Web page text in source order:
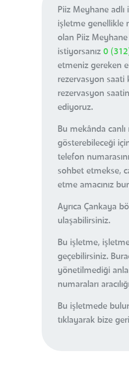
Piiz Meyhane
işletme genellikle
olan Piiz
istiyorsanız 0
etmeniz gereken
rezervasyon saati
rezervasyon
ediyoruz.
Bu mekânda
gösterebileceği
telefon
sohbet etmekse,
etme amacınız
Ayrıca Çankaya
ulaşabilirsiniz.
Bu işletme,
geçebilirsiniz.
yönetilmediği
numaraları
Bu işletmede
tıklayarak bize